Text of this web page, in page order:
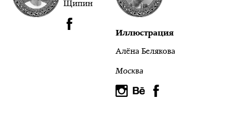
Щипин
Иллюстрация
Алёна Белякова
Москва